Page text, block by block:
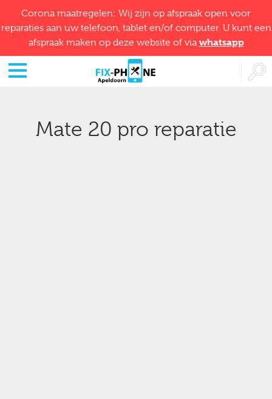
Corona maatregelen: Wij zijn op afspraak open voor
reparaties aan uw telefoon, tablet en/of computer. U kunt een
afspraak maken op deze website of viawhatsapp
Mate 20 pro reparatie